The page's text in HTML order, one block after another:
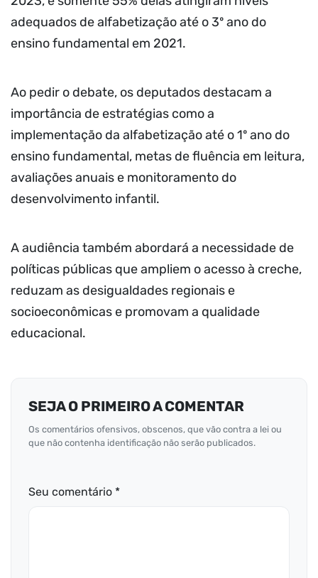
adequados de alfabetização até o 3º ano do
ensino fundamental em 2021.
Ao pedir o debate, os deputados destacam a
importância de estratégias como a
implementação da alfabetização até o 1º ano do
ensino fundamental, metas de fluência em leitura,
avaliações anuais e monitoramento do
desenvolvimento infantil.
A audiência também abordará a necessidade de
políticas públicas que ampliem o acesso à creche,
reduzam as desigualdades regionais e
socioeconômicas e promovam a qualidade
educacional.
SEJA O PRIMEIRO A COMENTAR
Os comentários ofensivos, obscenos, que vão contra a lei ou
que não contenha identificação não serão publicados.
Seu comentário *